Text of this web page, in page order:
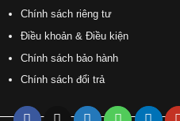
Chính sách riêng tư
Điều khoản & Điều kiện
Chính sách bảo hành
Chính sách đổi trả